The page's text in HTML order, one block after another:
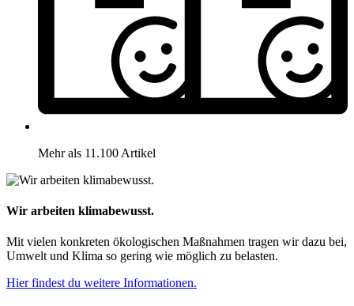
Mehr als 11.100 Artikel
Wir arbeiten klimabewusst.
Mit vielen konkreten ökologischen Maßnahmen tragen wir dazu bei,
Umwelt und Klima so gering wie möglich zu belasten.
Hier findest du weitere Informationen.